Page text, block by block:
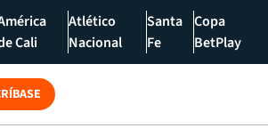
Cali
Atlético
Nacional
Santa
Fe
Copa
BetPlay